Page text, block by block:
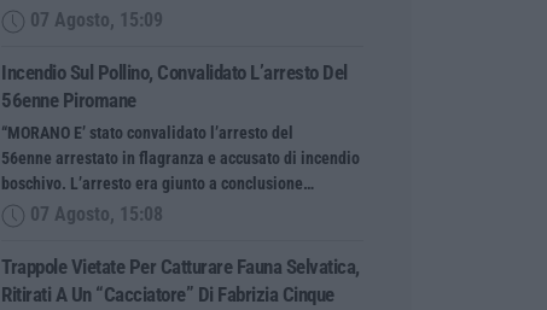
07 Agosto, 15:09
Incendio Sul Pollino, Convalidato L’arresto Del
56enne Piromane
“MORANO E’ stato convalidato l’arresto del
56enne arrestato in flagranza e accusato di incendio
boschivo. L’arresto era giunto a conclusione…
07 Agosto, 15:08
Trappole Vietate Per Catturare Fauna Selvatica,
Ritirati A Un “cacciatore” Di Fabrizia Cinque